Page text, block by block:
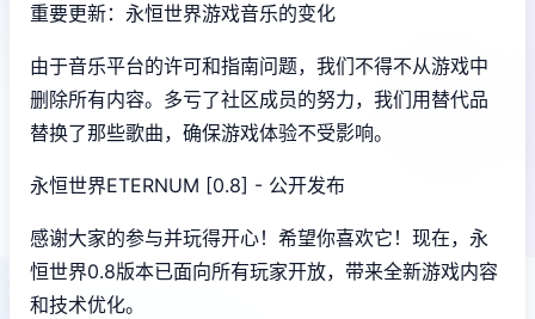
重要更新：永恒世界游戏音乐的变化
由于音乐平台的许可和指南问题，我们不得不从游戏中
删除所有内容。多亏了社区成员的努力，我们用替代品
替换了那些歌曲，确保游戏体验不受影响。
永恒世界ETERNUM [0.8] - 公开发布
感谢大家的参与并玩得开心！希望你喜欢它！现在，永
恒世界0.8版本已面向所有玩家开放，带来全新游戏内容
和技术优化。